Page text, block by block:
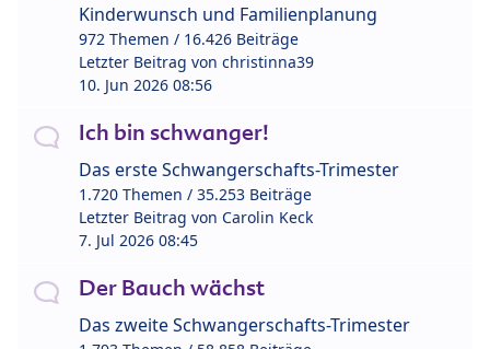
Kinderwunsch und Familienplanung
972 Themen / 16.426 Beiträge
Letzter Beitrag von christinna39
10. Jun 2026 08:56
Ich bin schwanger!
Das erste Schwangerschafts-Trimester
1.720 Themen / 35.253 Beiträge
Letzter Beitrag von Carolin Keck
7. Jul 2026 08:45
Der Bauch wächst
Das zweite Schwangerschafts-Trimester